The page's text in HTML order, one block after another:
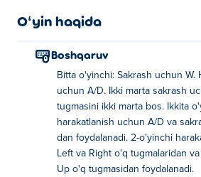
do'stingizga qarshi turing. Siz
Ragdoll futbolini qanday
Bitta futbolchi
Sakrash: V
Ko'chirish: A/D
Oʻyin haqida
Boshqaruv
Bitta o'yinchi: Sakrash uchun W.
uchun A/D. Ikki marta sakrash
tugmasini ikki marta bos. Ikkita
harakatlanish uchun A/D va
dan foydalanadi. 2-o'yinchi
Left va Right o'q tugmalaridan
Up o'q tugmasidan foydalanadi.